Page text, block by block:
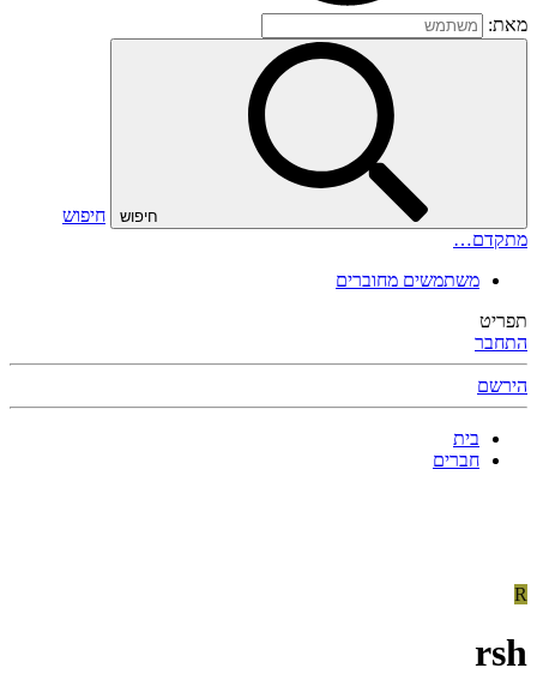
מאת:
חיפוש
חיפוש
מתקדם…
משתמשים מחוברים
תפריט
התחבר
הירשם
בית
חברים
R
rsh